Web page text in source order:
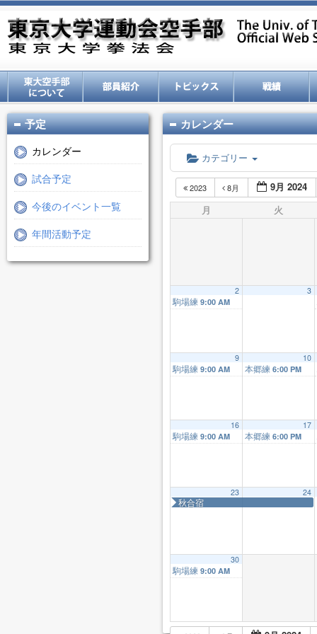
予定
カレンダー
試合予定
今後のイベント一覧
年間活動予定
カレンダー
カテゴリー
2023 8月
9月 2024
月
火
2
駒場練 9:00 AM
3
9
駒場練 9:00 AM
10
本郷練 6:00 PM
16
駒場練 9:00 AM
17
本郷練 6:00 PM
23
秋合宿
24
30
駒場練 9:00 AM